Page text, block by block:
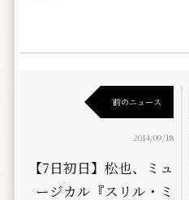
前のニュース
2014/09/18
【7日初日】松也、ミュ
ージカル『スリル・ミ